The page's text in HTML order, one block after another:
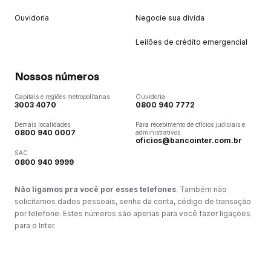
Ouvidoria Negocie sua dívida
Leilões de crédito emergencial
Nossos números
Capitais e regiões metropolitanas
3003 4070
Demais localidades
0800 940 0007
SAC
0800 940 9999
Ouvidoria
0800 940 7772
Para recebimento de ofícios judiciais e
administrativos
oficios@bancointer.com.br
Não ligamos pra você por esses telefones. Também não
solicitamos dados pessoais, senha da conta, código de transação
por telefone. Estes números são apenas para você fazer ligações
para o Inter.